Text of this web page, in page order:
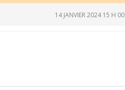
14 JANVIER 2024 15 H 00